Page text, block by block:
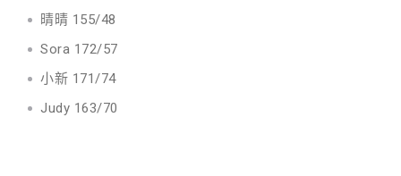
晴晴 155/48
Sora 172/57
小新 171/74
Judy 163/70